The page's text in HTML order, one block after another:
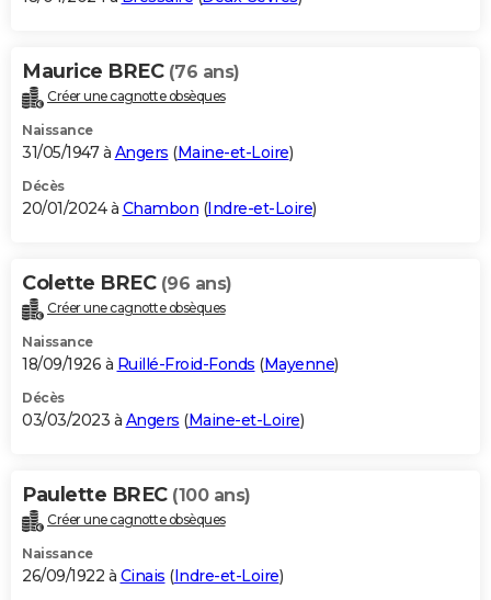
Maurice BREC (76 ans)
Créer une cagnotte obsèques
Naissance
31/05/1947 à Angers (Maine-et-Loire)
Décès
20/01/2024 à Chambon (Indre-et-Loire)
Colette BREC (96 ans)
Créer une cagnotte obsèques
Naissance
18/09/1926 à Ruillé-Froid-Fonds (Mayenne)
Décès
03/03/2023 à Angers (Maine-et-Loire)
Paulette BREC (100 ans)
Créer une cagnotte obsèques
Naissance
26/09/1922 à Cinais (Indre-et-Loire)